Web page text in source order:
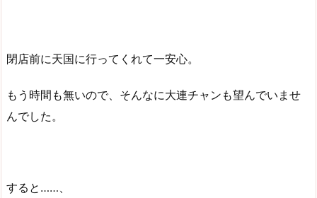
閉店前に天国に行ってくれて一安心。
もう時間も無いので、そんなに大連チャンも望んでいませ
んでした。
すると……、